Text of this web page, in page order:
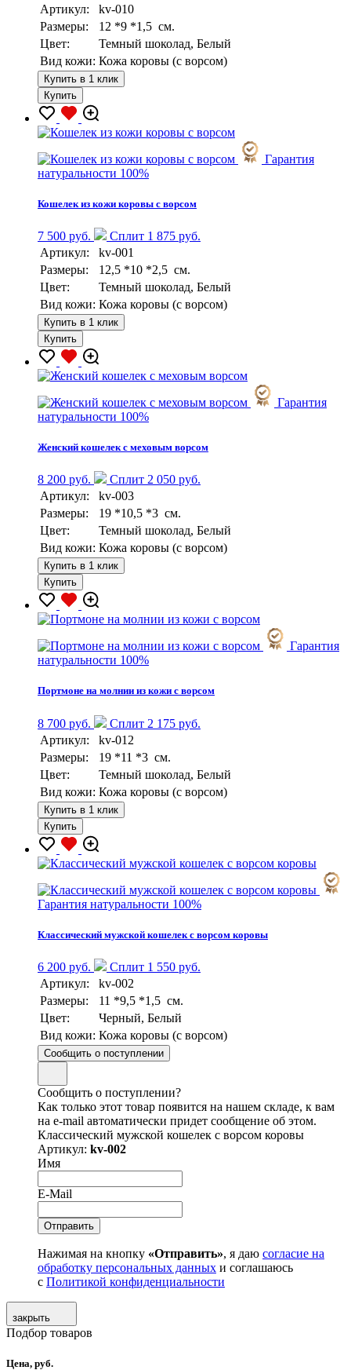
Артикул:
kv-010
Размеры:
12 *9 *1,5 см.
Цвет:
Темный шоколад, Белый
Вид кожи: Кожа коровы (с ворсом)
Купить в 1 клик
Купить
Гарантия
натуральности 100%
Кошелек из кожи коровы с ворсом
7 500 руб.
Сплит 1 875 руб.
Артикул:
kv-001
Размеры:
12,5 *10 *2,5 см.
Цвет:
Темный шоколад, Белый
Вид кожи: Кожа коровы (с ворсом)
Купить в 1 клик
Купить
Гарантия
натуральности 100%
Женский кошелек с меховым ворсом
8 200 руб.
Сплит 2 050 руб.
Артикул:
kv-003
Размеры:
19 *10,5 *3 см.
Цвет:
Темный шоколад, Белый
Вид кожи: Кожа коровы (с ворсом)
Купить в 1 клик
Купить
Гарантия
натуральности 100%
Портмоне на молнии из кожи с ворсом
8 700 руб.
Сплит 2 175 руб.
Артикул:
kv-012
Размеры:
19 *11 *3 см.
Цвет:
Темный шоколад, Белый
Вид кожи: Кожа коровы (с ворсом)
Купить в 1 клик
Купить
Гарантия натуральности 100%
Классический мужской кошелек с ворсом коровы
6 200 руб.
Сплит 1 550 руб.
Артикул:
kv-002
Размеры:
11 *9,5 *1,5 см.
Цвет:
Черный, Белый
Вид кожи: Кожа коровы (с ворсом)
Сообщить о поступлении
Сообщить о поступлении?
Как только этот товар появится на нашем складе, к вам
на e-mail автоматически придет сообщение об этом.
Классический мужской кошелек с ворсом коровы
Артикул: kv-002
Имя
E-Mail
Нажимая на кнопку «Отправить», я даю согласие на
обработку персональных данных и соглашаюсь
с Политикой конфиденциальности
закрыть
Подбор товаров
Цена, руб.